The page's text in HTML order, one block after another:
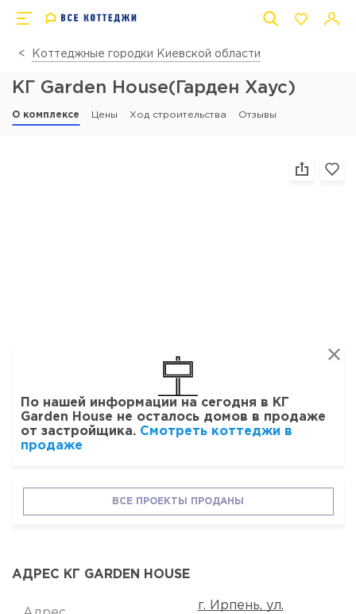
Коттеджные городки Киевской области
КГ Garden House(Гарден Хаус)
О комплексе Цены Ход строительства Отзывы
По нашей информации на сегодня в КГ
Garden House не осталось домов в продаже
от застройщика. Смотреть коттеджи в
продаже
ВСЕ ПРОЕКТЫ ПРОДАНЫ
АДРЕС КГ GARDEN HOUSE
г. Ирпень, ул.